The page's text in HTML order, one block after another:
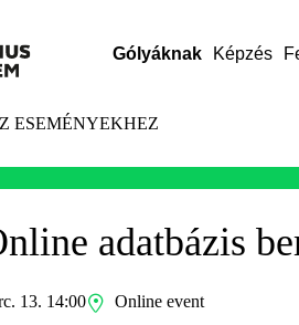
Gólyáknak Képzés
ESEMÉNYEKHEZ
adatbázis
13. 14:00 Online event